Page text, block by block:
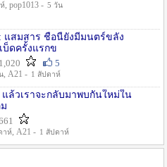
, pop1013 - 5 วัน
แสมสาร ชื่อนี้ยังมีมนตร์ขลัง
บ็ดครั้งแรกข
5
, A21 - 1 สัปดาห์
แล้วเราจะกลับมาพบกันใหม่ใน
าห์, A21 - 1 สัปดาห์